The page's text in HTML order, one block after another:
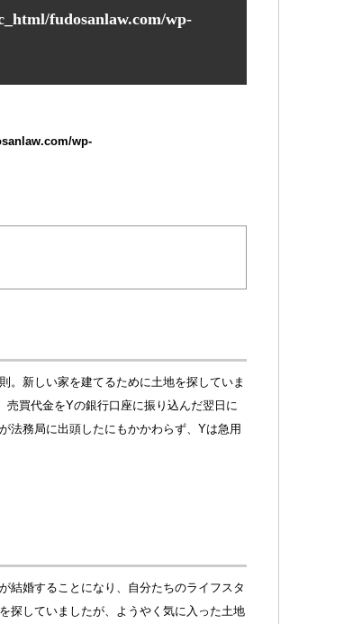
fudosanlaw.com/wp-
wp-
新しい家を建てるために土地を探していま
買代金をYの銀行口座に振り込んだ翌日に
法務局に出頭したにもかかわらず、Yは急用
結婚することになり、自分たちのライフスタ
探していましたが、ようやく気に入った土地